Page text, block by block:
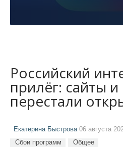
Российский
прилёг: сайты
перестали
Екатерина Быстрова06 августа
Сбои программ Общее